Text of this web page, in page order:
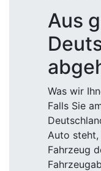
Aus
Was wir
Falls Sie
Auto steht,
Fahrzeug